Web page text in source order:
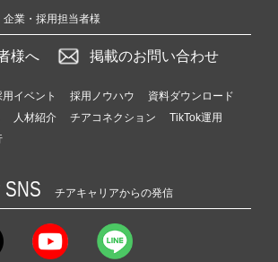
企業・採用担当者様
様へ 掲載のお問い合わせ
用イベント 採用ノウハウ
資料ダウンロード
人材紹介 チアコネクション
TikTok運用
SNS チアキャリアからの発信